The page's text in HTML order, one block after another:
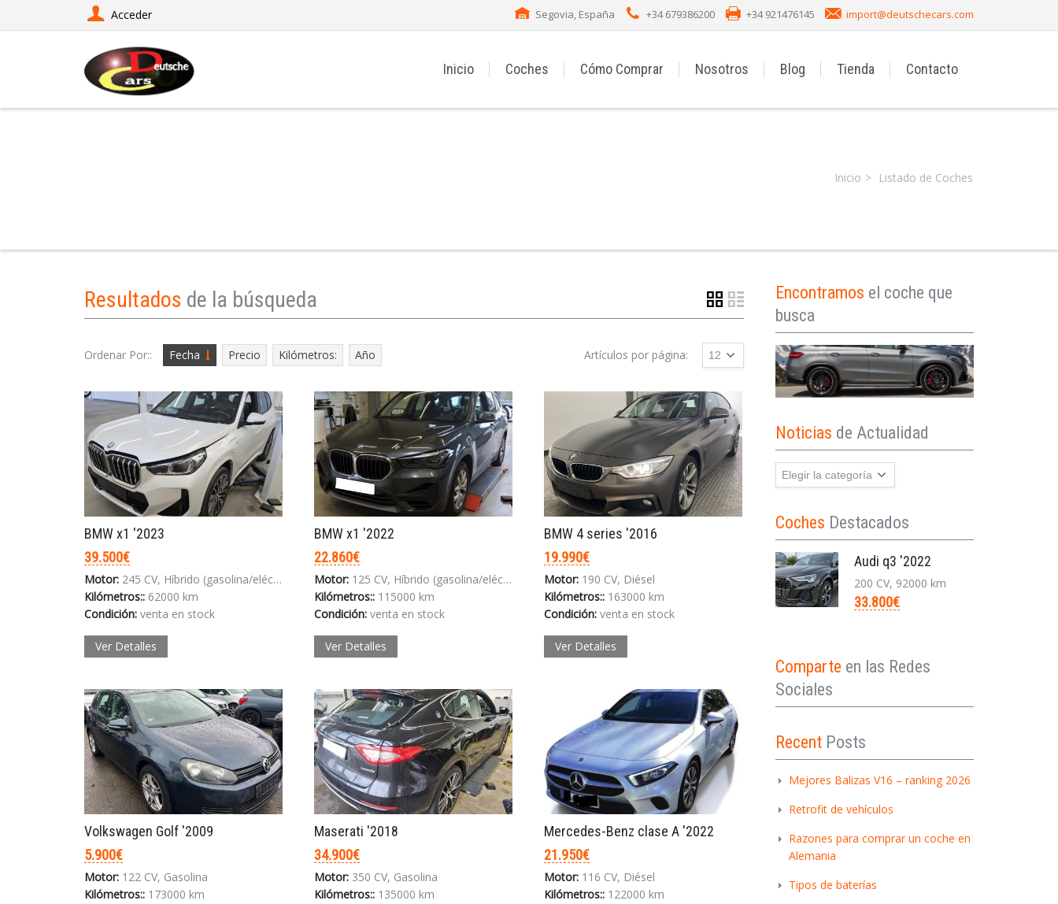
Acceder Segovia, España +34 679386200 +34 921476145 import@deutschecars.com
Inicio Coches Cómo Comprar Nosotros Blog Tienda Contacto
Inicio Listado de Coches
Resultados de la búsqueda
Ordenar Por:: Fecha Precio Kilómetros: Año Artículos por página:
BMW x1 '2023
39.500€
Motor: 245 CV, Híbrido (gasolina/eléctrico)
Kilómetros:: 62000 km
Condición: venta en stock
Ver Detalles
BMW x1 '2022
22.860€
Motor: 125 CV, Híbrido (gasolina/eléctrico)
Kilómetros:: 115000 km
Condición: venta en stock
Ver Detalles
BMW 4 series '2016
19.990€
Motor: 190 CV, Diésel
Kilómetros:: 163000 km
Condición: venta en stock
Ver Detalles
Volkswagen Golf '2009
5.900€
Motor: 122 CV, Gasolina
Kilómetros:: 173000 km
Maserati '2018
34.900€
Motor: 350 CV, Gasolina
Kilómetros:: 135000 km
Mercedes-Benz clase A '2022
21.950€
Motor: 116 CV, Diésel
Kilómetros:: 122000 km
Encontramos el coche que
busca
Noticias de Actualidad
Noticias
de
Coches Destacados
Audi q3 '2022
200 CV, 92000 km
33.800€
Comparte en las Redes
Sociales
Recent Posts
Mejores Balizas V16 – ranking 2026
Retrofit de vehículos
Razones para comprar un coche en
Alemania
Tipos de baterías